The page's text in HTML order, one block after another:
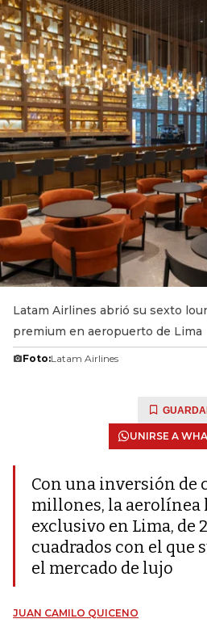
Latam Airlines abrió su sexto
premium en aeropuerto de Lima
Foto:Latam Airlines
UNIRSE A
Con una inversión de
millones, la aerolínea
exclusivo en Lima, de
cuadrados con el que
el mercado de lujo
JUAN CAMILO QUICENO